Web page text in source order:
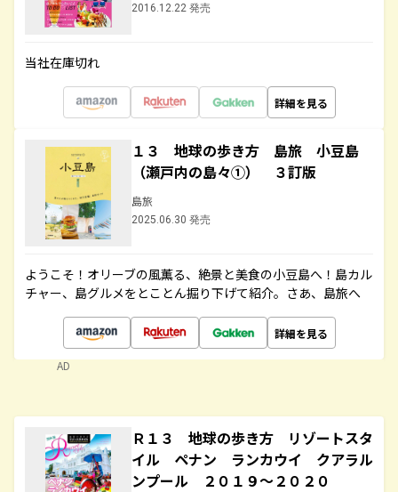
2016.12.22 発売
当社在庫切れ
詳細を見る
１３ 地球の歩き方 島旅 小豆島
（瀬戸内の島々①） ３訂版
島旅
2025.06.30 発売
ようこそ！オリーブの風薫る、絶景と美食の小豆島へ！島カル
チャー、島グルメをとことん掘り下げて紹介。さあ、島旅へ
詳細を見る
AD
Ｒ１３ 地球の歩き方 リゾートスタ
イル ペナン ランカウイ クアラル
ンプール ２０１９～２０２０